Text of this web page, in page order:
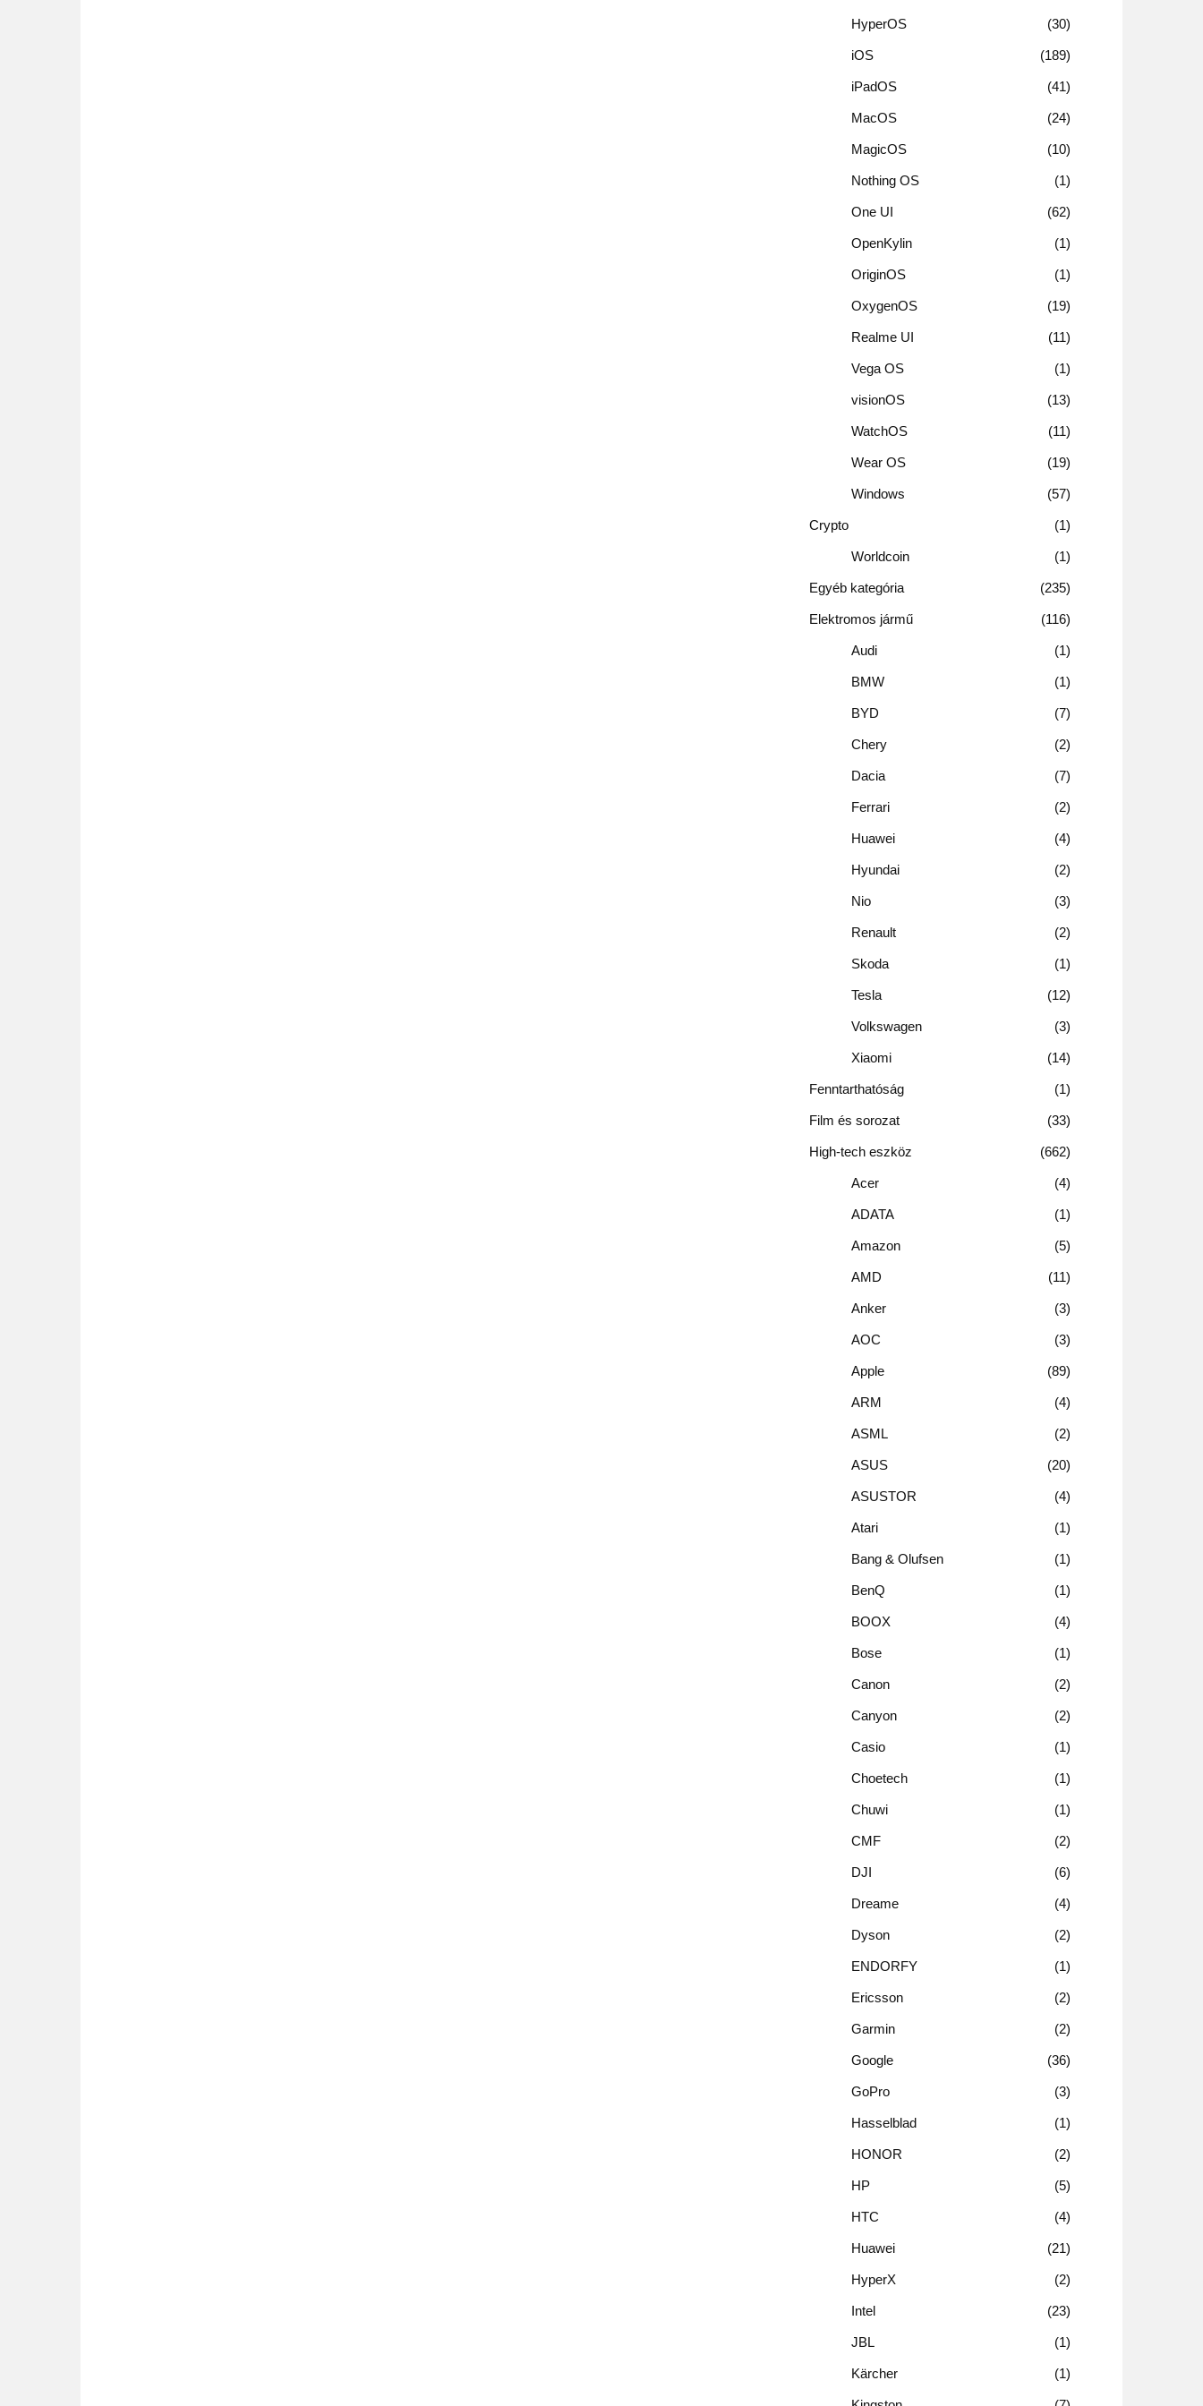
HyperOS 30
iOS 189
iPadOS 41
MacOS 24
MagicOS 10
Nothing OS 1
One UI 62
OpenKylin 1
OriginOS 1
OxygenOS 19
Realme UI 11
Vega OS 1
visionOS 13
WatchOS 11
Wear OS 19
Windows 57
Crypto 1
Worldcoin 1
Egyéb kategória 235
Elektromos jármű 116
Audi 1
BMW 1
BYD 7
Chery 2
Dacia 7
Ferrari 2
Huawei 4
Hyundai 2
Nio 3
Renault 2
Skoda 1
Tesla 12
Volkswagen 3
Xiaomi 14
Fenntarthatóság 1
Film és sorozat 33
High-tech eszköz 662
Acer 4
ADATA 1
Amazon 5
AMD 11
Anker 3
AOC 3
Apple 89
ARM 4
ASML 2
ASUS 20
ASUSTOR 4
Atari 1
Bang & Olufsen 1
BenQ 1
BOOX 4
Bose 1
Canon 2
Canyon 2
Casio 1
Choetech 1
Chuwi 1
CMF 2
DJI 6
Dreame 4
Dyson 2
ENDORFY 1
Ericsson 2
Garmin 2
Google 36
GoPro 3
Hasselblad 1
HONOR 2
HP 5
HTC 4
Huawei 21
HyperX 2
Intel 23
JBL 1
Kärcher 1